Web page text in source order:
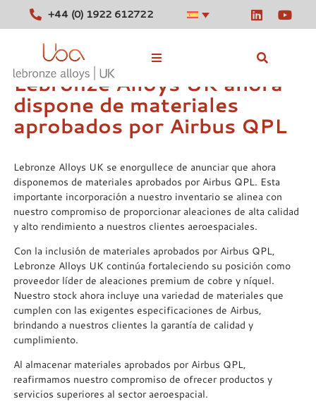
+44 (0) 1922 612722
Aleaciones en stock
Herramientas
Noticias
Contacte con
Lebronze Alloys UK ahora
dispone de materiales
aprobados por Airbus QPL
Lebronze Alloys UK se enorgullece de anunciar que ahora
disponemos de materiales aprobados por Airbus QPL. Esta
importante incorporación a nuestro inventario se alinea con
nuestro compromiso de proporcionar aleaciones de alta calidad
y alto rendimiento a nuestros clientes aeroespaciales.
Con la inclusión de materiales aprobados por Airbus QPL,
Lebronze Alloys UK continúa fortaleciendo su posición como
proveedor líder de aleaciones premium de cobre y níquel.
Nuestro stock ahora incluye una variedad de materiales que
cumplen con las exigentes especificaciones de Airbus,
brindando a nuestros clientes la garantía de calidad y
cumplimiento.
Al almacenar materiales aprobados por Airbus QPL,
reafirmamos nuestro compromiso de ofrecer productos y
servicios superiores al sector aeroespacial.